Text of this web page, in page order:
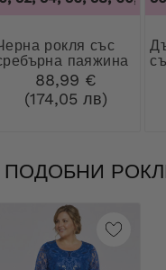
със
паяжина
88,99 €
(174,05 лв)
Дълга бяла рокля
ПОДОБНИ